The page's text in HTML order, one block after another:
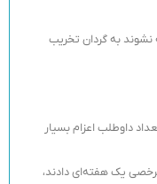
نشوند به گردان تخریب
داوطلب اعزام بسیار
یک هفته‌ای دادند،